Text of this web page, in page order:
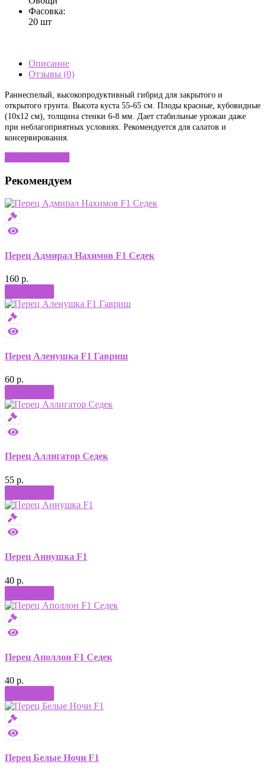
Фасовка:
20 шт
Описание
Отзывы (0)
Раннеспелый, высокопродуктивный гибрид для закрытого и
открытого грунта. Высота куста 55-65 см. Плоды красные, кубовидные
(10х12 см), толщина стенки 6-8 мм. Дает стабильные урожаи даже
при неблагоприятных условиях. Рекомендуется для салатов и
консервирования.
Рекомендуем
Перец Адмирал Нахимов F1 Седек
160 р.
Перец Аленушка F1 Гавриш
60 р.
Перец Аллигатор Седек
55 р.
Перец Аннушка F1
40 р.
Перец Аполлон F1 Седек
40 р.
Перец Белые Ночи F1